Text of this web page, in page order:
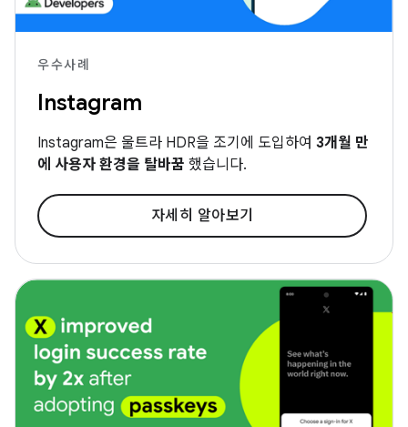
우수사례
Instagram
Instagram은 울트라 HDR을 조기에 도입하여 3개월 만
에 사용자 환경을 탈바꿈 했습니다.
자세히 알아보기